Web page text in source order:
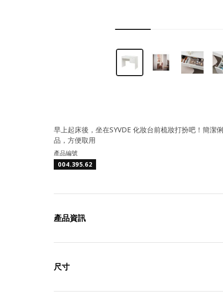
早上起床後，坐在SYVDE 化妝台前梳妝打扮吧！簡
品，方便取用
產品編號
004.395.62
產品資訊
尺寸